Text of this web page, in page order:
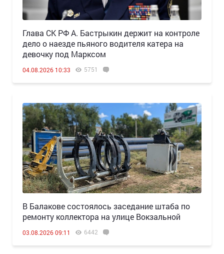
Глава СК РФ А. Бастрыкин держит на контроле
дело о наезде пьяного водителя катера на
девочку под Марксом
04.08.2026 10:33 5751
В Балакове состоялось заседание штаба по
ремонту коллектора на улице Вокзальной
03.08.2026 09:11 6442